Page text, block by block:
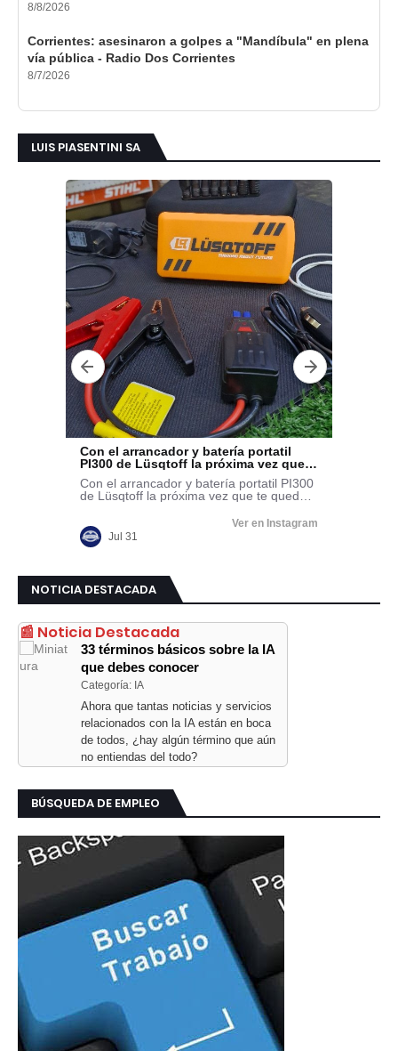
8/8/2026
Corrientes: asesinaron a golpes a "Mandíbula" en plena
vía pública - Radio Dos Corrientes
8/7/2026
LUIS PIASENTINI SA
NOTICIA DESTACADA
📰 Noticia Destacada
33 términos básicos sobre la IA
que debes conocer
Categoría: IA
Ahora que tantas noticias y servicios
relacionados con la IA están en boca
de todos, ¿hay algún término que aún
no entiendas del todo?
BÚSQUEDA DE EMPLEO